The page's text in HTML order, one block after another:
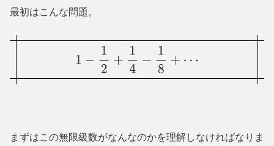
最初はこんな問題。
1 −1 2+1 4− 18 +⋯
まずはこの無限級数がなんなのかを理解しなければなりま